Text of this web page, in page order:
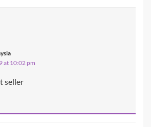
at 10:02 pm
seller